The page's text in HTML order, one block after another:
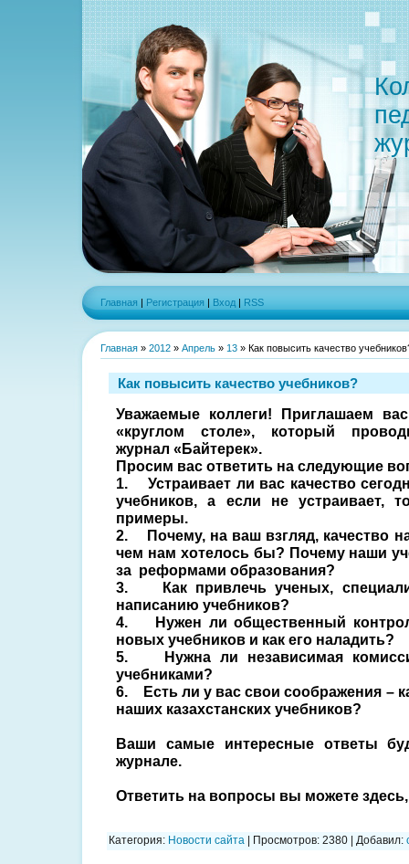
Главная | Регистрация | Вход | RSS
Главная » 2012 » Апрель » 13 » Как повысить качество
Как повысить качество учебников?
Уважаемые коллеги! Приглашаем
«круглом столе», который
журнал «Байтерек».
Просим вас ответить на следующие
1. Устраивает ли вас качество
учебников, а если не устраивает,
примеры.
2. Почему, на ваш взгляд, качество
чем нам хотелось бы? Почему наши
за реформами образования?
3. Как привлечь ученых,
написанию учебников?
4. Нужен ли общественный
новых учебников и как его наладить?
5. Нужна ли независимая
учебниками?
6. Есть ли у вас свои соображения –
наших казахстанских учебников?
Ваши самые интересные ответы
журнале.
Ответить на вопросы вы можете
Категория: Новости сайта Просмотров: 2380 Добавил: